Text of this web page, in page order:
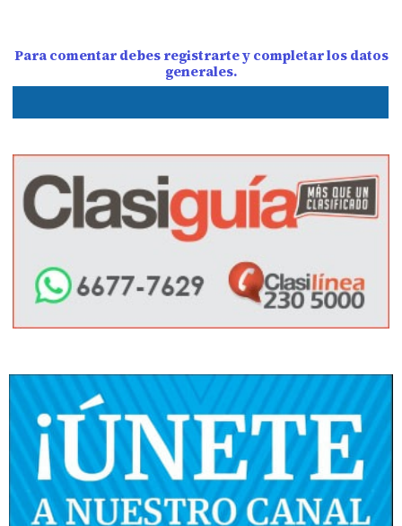
Para comentar debes registrarte y completar los datos
generales.